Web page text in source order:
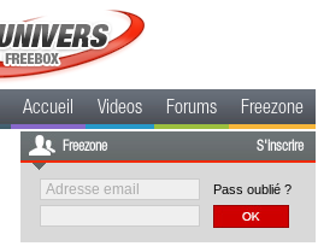
Accueil Videos Forums Freezone
Freezone S'inscrire
Pass oublié ?